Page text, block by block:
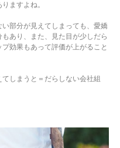
ますよね。
部分が見えてしまっても、愛嬌
あり、また、見た目が少しだら
効果もあって評価が上がること
しまうと＝だらしない会社組